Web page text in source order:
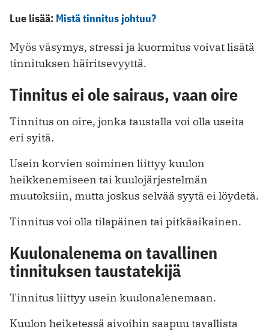
Lue lisää: Mistä tinnitus johtuu?
Myös väsymys, stressi ja kuormitus voivat lisätä
tinnituksen häiritsevyyttä.
Tinnitus ei ole sairaus, vaan oire
Tinnitus on oire, jonka taustalla voi olla useita
eri syitä.
Usein korvien soiminen liittyy kuulon
heikkenemiseen tai kuulojärjestelmän
muutoksiin, mutta joskus selvää syytä ei löydetä.
Tinnitus voi olla tilapäinen tai pitkäaikainen.
Kuulonalenema on tavallinen
tinnituksen taustatekijä
Tinnitus liittyy usein kuulonalenemaan.
Kuulon heiketessä aivoihin saapuu tavallista